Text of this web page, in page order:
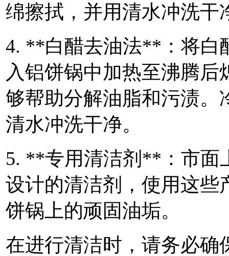
绵擦拭，并用清水冲洗干
4. **白醋去油法**：将白
入铝饼锅中加热至沸腾
够帮助分解油脂和污渍。
清水冲洗干净。
5. **专用清洁剂**：市面
设计的清洁剂，使用这些
饼锅上的顽固油垢。
在进行清洁时，请务必确